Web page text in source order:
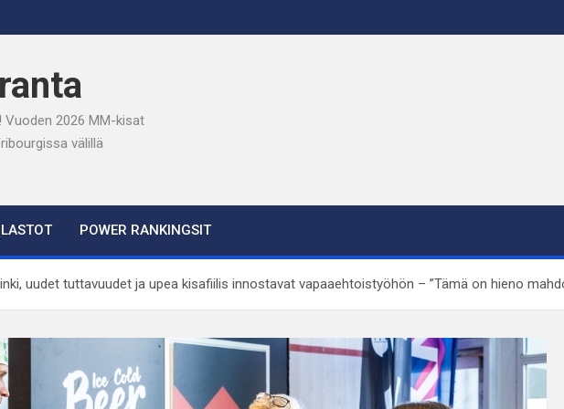
Vuoden 2026 MM-kisat
välillä
POWER RANKINGSIT
uudet tuttavuudet ja upea kisafiilis innostavat vapaaehtoistyöhön – ”Tämä on hieno